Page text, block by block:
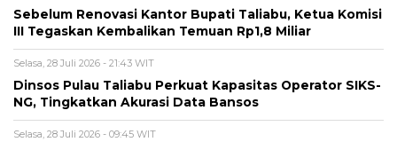
Sebelum Renovasi Kantor Bupati Taliabu, Ketua Komisi
III Tegaskan Kembalikan Temuan Rp1,8 Miliar
Selasa, 28 Juli 2026 - 21:43 WIT
Dinsos Pulau Taliabu Perkuat Kapasitas Operator SIKS-
NG, Tingkatkan Akurasi Data Bansos
Selasa, 28 Juli 2026 - 09:45 WIT